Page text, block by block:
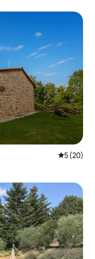
平均评分
5 (20)